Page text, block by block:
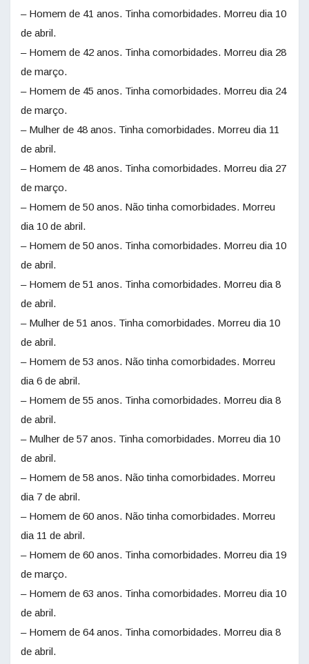
– Homem de 41 anos. Tinha comorbidades. Morreu dia 10
de abril.
– Homem de 42 anos. Tinha comorbidades. Morreu dia 28
de março.
– Homem de 45 anos. Tinha comorbidades. Morreu dia 24
de março.
– Mulher de 48 anos. Tinha comorbidades. Morreu dia 11
de abril.
– Homem de 48 anos. Tinha comorbidades. Morreu dia 27
de março.
– Homem de 50 anos. Não tinha comorbidades. Morreu
dia 10 de abril.
– Homem de 50 anos. Tinha comorbidades. Morreu dia 10
de abril.
– Homem de 51 anos. Tinha comorbidades. Morreu dia 8
de abril.
– Mulher de 51 anos. Tinha comorbidades. Morreu dia 10
de abril.
– Homem de 53 anos. Não tinha comorbidades. Morreu
dia 6 de abril.
– Homem de 55 anos. Tinha comorbidades. Morreu dia 8
de abril.
– Mulher de 57 anos. Tinha comorbidades. Morreu dia 10
de abril.
– Homem de 58 anos. Não tinha comorbidades. Morreu
dia 7 de abril.
– Homem de 60 anos. Não tinha comorbidades. Morreu
dia 11 de abril.
– Homem de 60 anos. Tinha comorbidades. Morreu dia 19
de março.
– Homem de 63 anos. Tinha comorbidades. Morreu dia 10
de abril.
– Homem de 64 anos. Tinha comorbidades. Morreu dia 8
de abril.